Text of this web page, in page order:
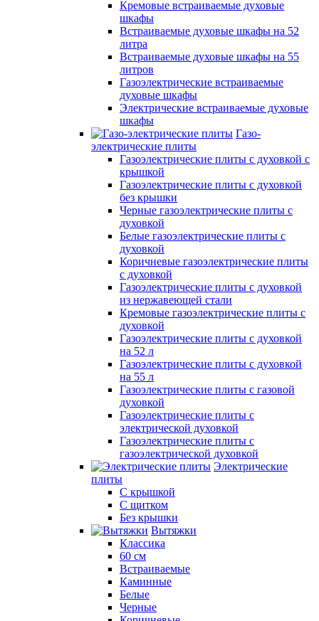
Кремовые встраиваемые духовые
шкафы
Встраиваемые духовые шкафы на 52
литра
Встраиваемые духовые шкафы на 55
литров
Газоэлектрические встраиваемые
духовые шкафы
Электрические встраиваемые духовые
шкафы
Газо-
электрические плиты
Газоэлектрические плиты с духовкой с
крышкой
Газоэлектрические плиты с духовкой
без крышки
Черные газоэлектрические плиты с
духовкой
Белые газоэлектрические плиты с
духовкой
Коричневые газоэлектрические плиты
с духовкой
Газоэлектрические плиты с духовкой
из нержавеющей стали
Кремовые газоэлектрические плиты с
духовкой
Газоэлектрические плиты с духовкой
на 52 л
Газоэлектрические плиты с духовкой
на 55 л
Газоэлектрические плиты с газовой
духовкой
Газоэлектрические плиты с
электрической духовкой
Газоэлектрические плиты с
газоэлектрической духовкой
Электрические
плиты
С крышкой
С щитком
Без крышки
Вытяжки
Классика
60 см
Встраиваемые
Каминные
Белые
Черные